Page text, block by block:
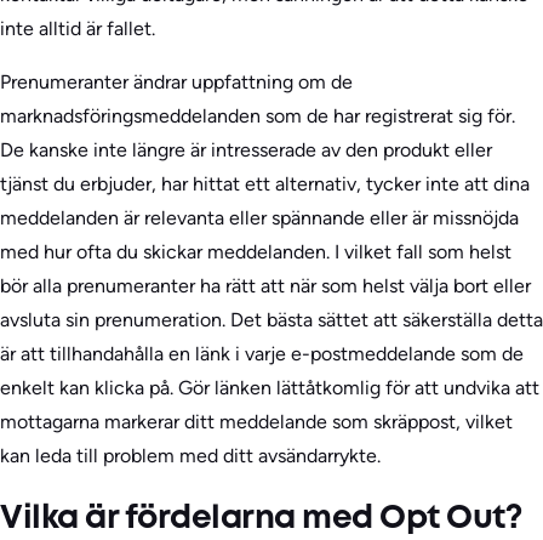
inte alltid är fallet.
Prenumeranter ändrar uppfattning om de
marknadsföringsmeddelanden som de har registrerat sig för.
De kanske inte längre är intresserade av den produkt eller
tjänst du erbjuder, har hittat ett alternativ, tycker inte att dina
meddelanden är relevanta eller spännande eller är missnöjda
med hur ofta du skickar meddelanden. I vilket fall som helst
bör alla prenumeranter ha rätt att när som helst välja bort eller
avsluta sin prenumeration. Det bästa sättet att säkerställa detta
är att tillhandahålla en länk i varje e-postmeddelande som de
enkelt kan klicka på. Gör länken lättåtkomlig för att undvika att
mottagarna markerar ditt meddelande som skräppost, vilket
kan leda till problem med ditt avsändarrykte.
Vilka är fördelarna med Opt Out?